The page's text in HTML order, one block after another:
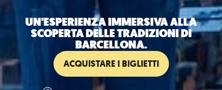
UN'ESPERIENZA IMMERSIVA ALLA
SCOPERTA DELLE TRADIZIONI DI
BARCELLONA.
ACQUISTARE I BIGLIETTI